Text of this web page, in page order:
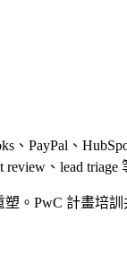
PayPal、
review、lead
。PwC 計畫培